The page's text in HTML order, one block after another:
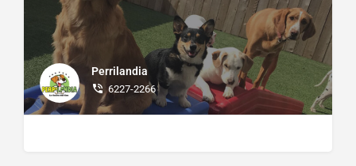
Perrilandia
6227-2266